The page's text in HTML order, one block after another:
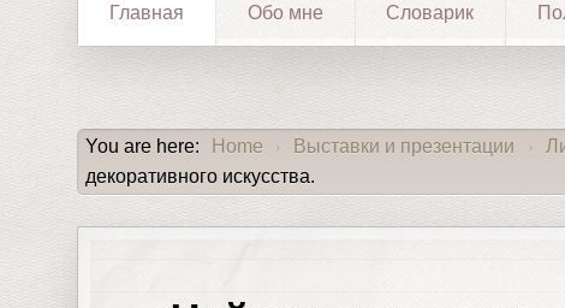
Главная Обо мне Словарик
You are here: Home › Выставки и презентации ›
декоративного искусства.